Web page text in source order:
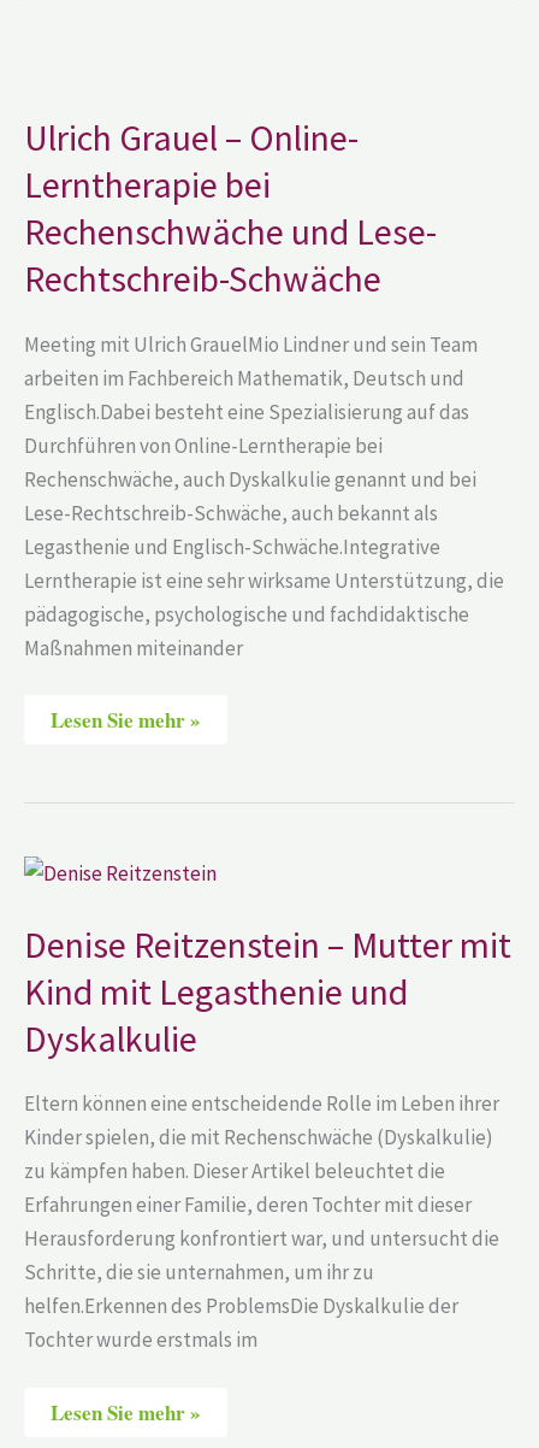
Ulrich Grauel – Online-
Lerntherapie bei
Rechenschwäche und Lese-
Rechtschreib-Schwäche
Meeting mit Ulrich GrauelMio Lindner und sein Team
arbeiten im Fachbereich Mathematik, Deutsch und
Englisch.Dabei besteht eine Spezialisierung auf das
Durchführen von Online-Lerntherapie bei
Rechenschwäche, auch Dyskalkulie genannt und bei
Lese-Rechtschreib-Schwäche, auch bekannt als
Legasthenie und Englisch-Schwäche.Integrative
Lerntherapie ist eine sehr wirksame Unterstützung, die
pädagogische, psychologische und fachdidaktische
Maßnahmen miteinander
Online-
Lerntherapie
Rechenschwäche
und
Lese-
Rechtschreib-
Schwäche
Lesen Sie mehr »
Denise Reitzenstein – Mutter mit
Kind mit Legasthenie und
Dyskalkulie
Eltern können eine entscheidende Rolle im Leben ihrer
Kinder spielen, die mit Rechenschwäche (Dyskalkulie)
zu kämpfen haben. Dieser Artikel beleuchtet die
Erfahrungen einer Familie, deren Tochter mit dieser
Herausforderung konfrontiert war, und untersucht die
Schritte, die sie unternahmen, um ihr zu
helfen.Erkennen des ProblemsDie Dyskalkulie der
Tochter wurde erstmals im
Denise
Reitzenstein
Mutter
mit
Kind
mit
Legasthenie
und
Dyskalkulie
Lesen Sie mehr »